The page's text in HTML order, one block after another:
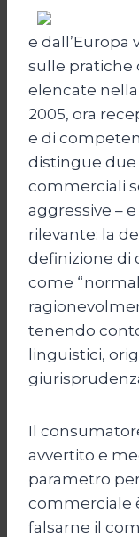
e dall’Europa
sulle pratiche
elencate
2005, ora
e di
distingue due
commerciali
aggressive –
rilevante: la
definizione di
come
tenendo
linguistici,
Il
avvertito e
parametro
commerciale
falsarne il